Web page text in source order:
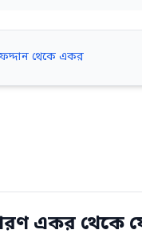
থেকে একর
একর থেকে